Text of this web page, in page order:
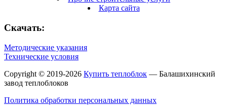
Карта сайта
Скачать:
Методические указания
Технические условия
Copyright © 2019-2026 Купить теплоблок — Балашихинский
завод теплоблоков
Политика обработки персональных данных